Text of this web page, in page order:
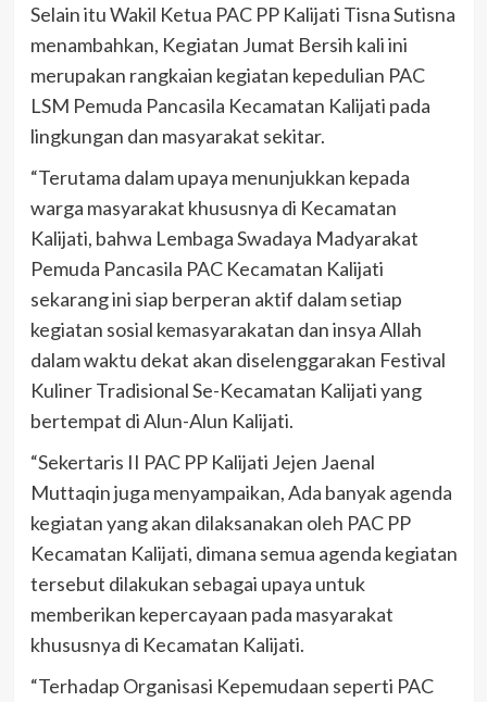
Selain itu Wakil Ketua PAC PP Kalijati Tisna Sutisna
menambahkan, Kegiatan Jumat Bersih kali ini
merupakan rangkaian kegiatan kepedulian PAC
LSM Pemuda Pancasila Kecamatan Kalijati pada
lingkungan dan masyarakat sekitar.
“Terutama dalam upaya menunjukkan kepada
warga masyarakat khususnya di Kecamatan
Kalijati, bahwa Lembaga Swadaya Madyarakat
Pemuda Pancasila PAC Kecamatan Kalijati
sekarang ini siap berperan aktif dalam setiap
kegiatan sosial kemasyarakatan dan insya Allah
dalam waktu dekat akan diselenggarakan Festival
Kuliner Tradisional Se-Kecamatan Kalijati yang
bertempat di Alun-Alun Kalijati.
“Sekertaris II PAC PP Kalijati Jejen Jaenal
Muttaqin juga menyampaikan, Ada banyak agenda
kegiatan yang akan dilaksanakan oleh PAC PP
Kecamatan Kalijati, dimana semua agenda kegiatan
tersebut dilakukan sebagai upaya untuk
memberikan kepercayaan pada masyarakat
khususnya di Kecamatan Kalijati.
“Terhadap Organisasi Kepemudaan seperti PAC